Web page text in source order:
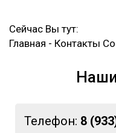
Сейчас Вы тут:
Главная - Контакты
Телефон: 8